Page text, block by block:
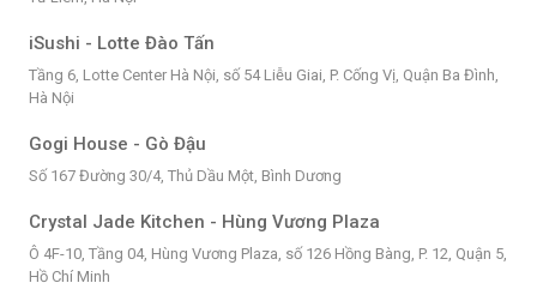
iSushi - Lotte Đào Tấn
Tầng 6, Lotte Center Hà Nội, số 54 Liễu Giai, P. Cống Vị, Quận Ba Đình,
Hà Nội
Gogi House - Gò Đậu
Số 167 Đường 30/4, Thủ Dầu Một, Bình Dương
Crystal Jade Kitchen - Hùng Vương Plaza
Ô 4F-10, Tầng 04, Hùng Vương Plaza, số 126 Hồng Bàng, P. 12, Quận 5,
Hồ Chí Minh